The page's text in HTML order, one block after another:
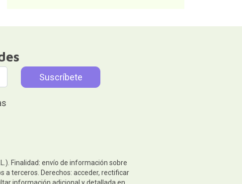
Finalidad: envío de información sobre
a terceros. Derechos: acceder, rectificar
información adicional y detallada en